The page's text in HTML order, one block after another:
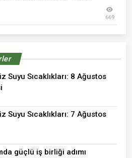
669
Suyu Sıcaklıkları: 8 Ağustos
Suyu Sıcaklıkları: 7 Ağustos
güçlü iş birliği adımı